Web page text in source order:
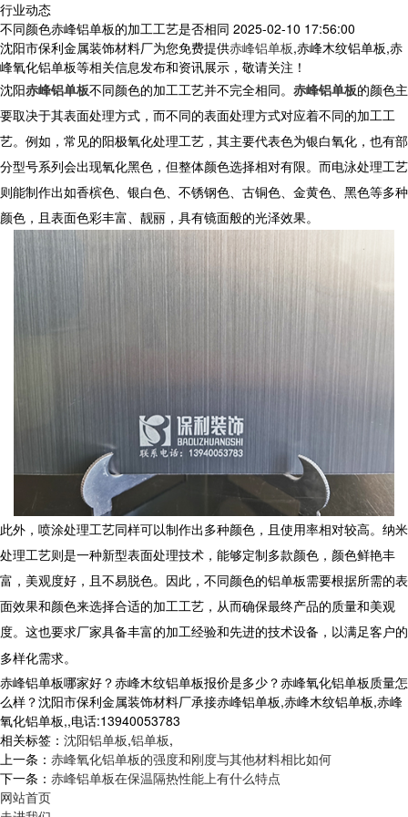
行业动态
不同颜色赤峰铝单板的加工工艺是否相同 2025-02-10 17:56:00
沈阳市保利金属装饰材料厂为您免费提供赤峰铝单板,赤峰木纹铝单板,赤
峰氧化铝单板等相关信息发布和资讯展示，敬请关注！
沈阳赤峰铝单板不同颜色的加工工艺并不完全相同。 赤峰铝单板的颜色主
要取决于其表面处理方式，而不同的表面处理方式对应着不同的加工工
艺。例如，常见的阳极氧化处理工艺，其主要代表色为银白氧化，也有部
分型号系列会出现氧化黑色，但整体颜色选择相对有限。而电泳处理工艺
则能制作出如香槟色、银白色、不锈钢色、古铜色、金黄色、黑色等多种
颜色，且表面色彩丰富、靓丽，具有镜面般的光泽效果。
此外，喷涂处理工艺同样可以制作出多种颜色，且使用率相对较高。纳米
处理工艺则是一种新型表面处理技术，能够定制多款颜色，颜色鲜艳丰
富，美观度好，且不易脱色。因此，不同颜色的铝单板需要根据所需的表
面效果和颜色来选择合适的加工工艺，从而确保最终产品的质量和美观
度。这也要求厂家具备丰富的加工经验和先进的技术设备，以满足客户的
多样化需求。
赤峰铝单板哪家好？赤峰木纹铝单板报价是多少？赤峰氧化铝单板质量怎
么样？沈阳市保利金属装饰材料厂承接赤峰铝单板,赤峰木纹铝单板,赤峰
氧化铝单板,,电话:13940053783
相关标签： 沈阳铝单板,铝单板,
上一条： 赤峰氧化铝单板的强度和刚度与其他材料相比如何
下一条： 赤峰铝单板在保温隔热性能上有什么特点
网站首页